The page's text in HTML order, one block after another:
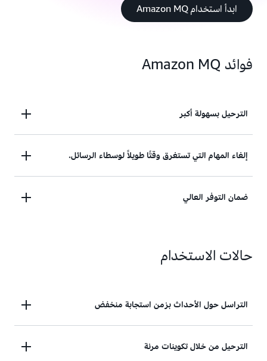
ابدأ استخدام Amazon MQ
فوائد Amazon MQ
الترحيل بسهولة أكبر
ترحيل تطبيقاتك بسهولة أكبر باستخدام نقاط نهاية مُحدثّة
وواجهات برمجة تطبيقات وبروتوكولات متوافقة مع معايير
الصناعة.
إلغاء المهام التي تستغرق وقتًا طويلاً لوسطاء الرسائل.
وعمليات الصيانة وإدارة الأمان بالنسبة لوسطاء الرسائل
ضمان التوفر العالي
حالات الاستخدام
التراسل حول الأحداث بزمن استجابة منخفض
تأكد من انخفاض زمن الاستجابة لآلاف الأحداث، وبالتالي
الترحيل من خلال تكوينات مرنة